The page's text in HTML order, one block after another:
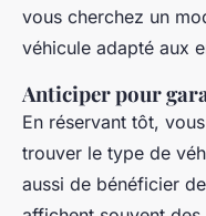
vous cherchez un
véhicule adapté aux
Anticiper pour
En réservant tôt,
trouver le type de
aussi de bénéficier